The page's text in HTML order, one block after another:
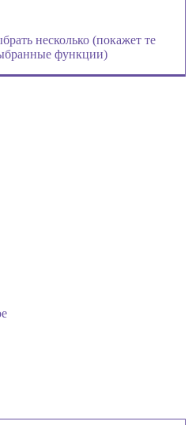
несколько (покажет те
функции)